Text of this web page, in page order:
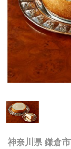
神奈川県 鎌倉市